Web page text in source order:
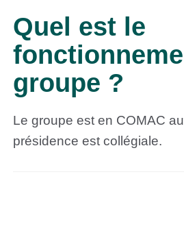
Quel est le
groupe ?
Le groupe est en COMAC
présidence est collégiale.